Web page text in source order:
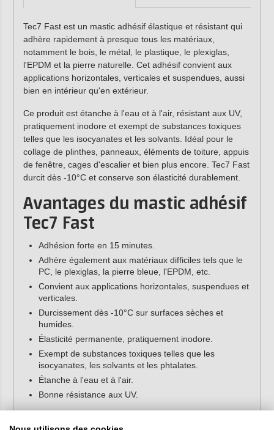
Tec7 Fast est un mastic adhésif élastique et résistant qui
adhère rapidement à presque tous les matériaux,
notamment le bois, le métal, le plastique, le plexiglas,
l'EPDM et la pierre naturelle. Cet adhésif convient aux
applications horizontales, verticales et suspendues, aussi
bien en intérieur qu'en extérieur.
Ce produit est étanche à l'eau et à l'air, résistant aux UV,
pratiquement inodore et exempt de substances toxiques
telles que les isocyanates et les solvants. Idéal pour le
collage de plinthes, panneaux, éléments de toiture, appuis
de fenêtre, cages d'escalier et bien plus encore. Tec7 Fast
durcit dès -10°C et conserve son élasticité durablement.
Avantages du mastic adhésif
Tec7 Fast
Adhésion forte en 15 minutes.
Adhère également aux matériaux difficiles tels que le
PC, le plexiglas, la pierre bleue, l'EPDM, etc.
Convient aux applications horizontales, suspendues et
verticales.
Durcissement dès -10°C sur surfaces sèches et
humides.
Élasticité permanente, pratiquement inodore.
Exempt de substances toxiques telles que les
isocyanates, les solvants et les phtalates.
Étanche à l'eau et à l'air.
Bonne résistance aux UV.
Applications de l'adhésif Tec7